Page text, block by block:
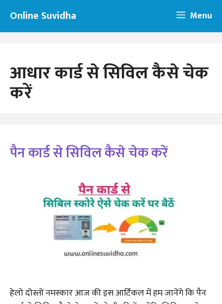
content
Online Suvidha Menu
आधार कार्ड से सिविल कैसे चेक
करें
पैन कार्ड से सिविल कैसे चेक करें
हेलो दोस्तों नमस्कार आज की इस आर्टिकल में हम जानेंगे कि पैन